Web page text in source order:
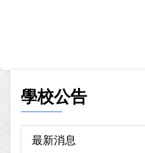
學校公告
最新消息